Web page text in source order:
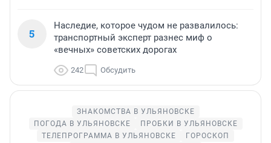
5
Наследие, которое чудом не развалилось:
транспортный эксперт разнес миф о
«вечных» советских дорогах
242 Обсудить
ЗНАКОМСТВА В УЛЬЯНОВСКЕ
ПОГОДА В УЛЬЯНОВСКЕ
ПРОБКИ В УЛЬЯНОВСКЕ
ТЕЛЕПРОГРАММА В УЛЬЯНОВСКЕ
ГОРОСКОП